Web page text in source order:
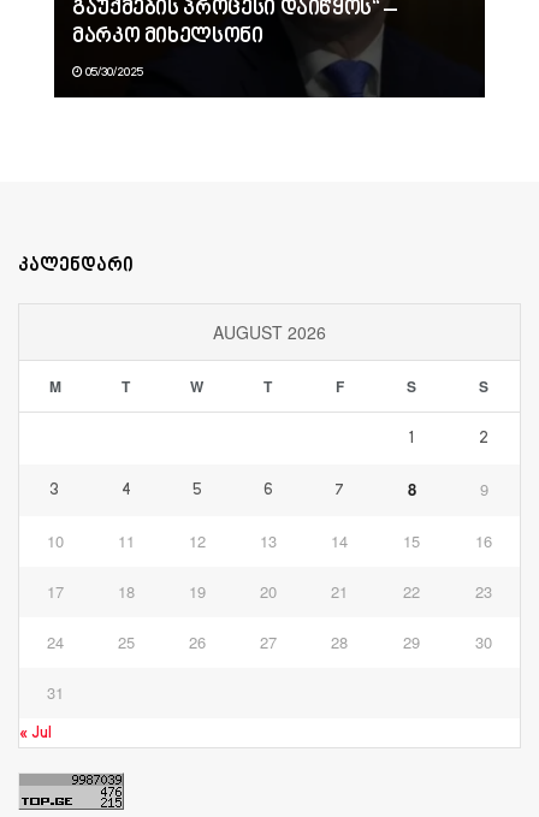
გაუქმების პროცესი დაიწყოს“ –
მარკო მიხელსონი
05/30/2025
კალენდარი
AUGUST 2026
M T W T F S S
1 2
3 4 5 6 7 8 9
10 11 12 13 14 15 16
17 18 19 20 21 22 23
24 25 26 27 28 29 30
31
« Jul